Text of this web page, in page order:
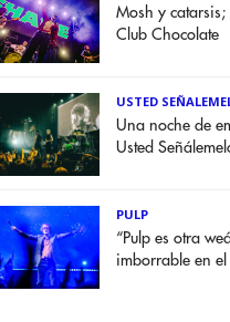
Mosh y catarsis;
Club Chocolate
USTED
Una noche de
Usted
PULP
“Pulp es otra
imborrable en